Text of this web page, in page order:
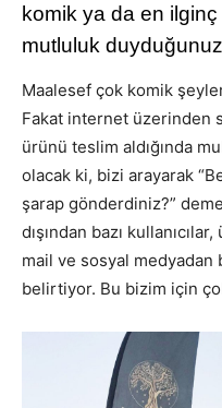
komik ya da en
mutluluk
Maalesef çok komik
Fakat internet üzerinden
ürünü teslim aldığında
olacak ki, bizi arayarak
şarap gönderdiniz?”
dışından bazı
mail ve sosyal
belirtiyor. Bu bizim için